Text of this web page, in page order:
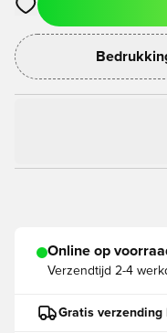
Opent een venster om
Online op
Verzendtijd 2-4
Gratis